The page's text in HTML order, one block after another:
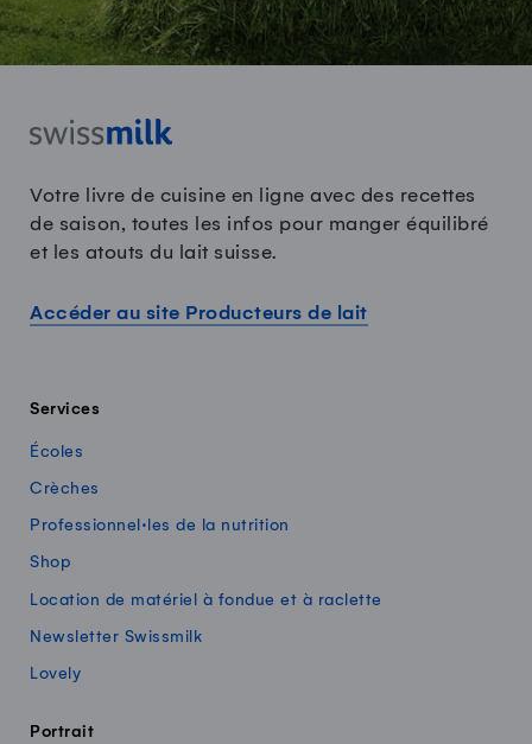
Votre livre de cuisine en ligne avec des recettes
de saison, toutes les infos pour manger équilibré
et les atouts du lait suisse.
Accéder au site Producteurs de lait
Services
Écoles
Crèches
Professionnel·les de la nutrition
Shop
Location de matériel à fondue et à raclette
Newsletter Swissmilk
Lovely
Portrait